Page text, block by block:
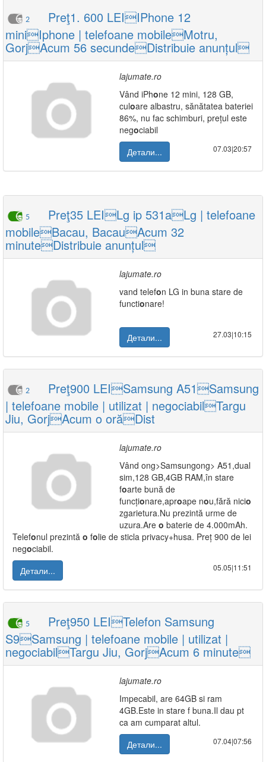
2
Preţ1. 600 LEIIPhone 12
miniIphone | telefoane mobileMotru,
GorjAcum 56 secundeDistribuie anunțul
lajumate.ro
Vând iPhone 12 mini, 128 GB,
culoare albastru, sănătatea bateriei
86%, nu fac schimburi, prețul este
negociabil
Детали...
07.03|20:57
5
Preţ35 LEILg ip 531aLg | telefoane
mobileBacau, BacauAcum 32
minuteDistribuie anunțul
lajumate.ro
vand telefon LG in buna stare de
functionare!
Детали... 27.03|10:15
2
Preţ900 LEISamsung A51Samsung
| telefoane mobile | utilizat | negociabilTargu
Jiu, GorjAcum o orăDist
lajumate.ro
Vând ong>Samsungong> A51,dual
sim,128 GB,4GB RAM,în stare
foarte bună de
funcționare,aproape nou,fără nicio
zgarietura.Nu prezintă urme de
uzura.Are o baterie de 4.000mAh.
Telefonul prezintă o folie de sticla privacy+husa. Preț 900 de lei
negociabil.
Детали...
05.05|11:51
5
Preţ950 LEITelefon Samsung
S9Samsung | telefoane mobile | utilizat |
negociabilTargu Jiu, GorjAcum 6 minute
lajumate.ro
Impecabil, are 64GB si ram
4GB.Este in stare f buna.Il dau pt
ca am cumparat altul.
Детали...
07.04|07:56